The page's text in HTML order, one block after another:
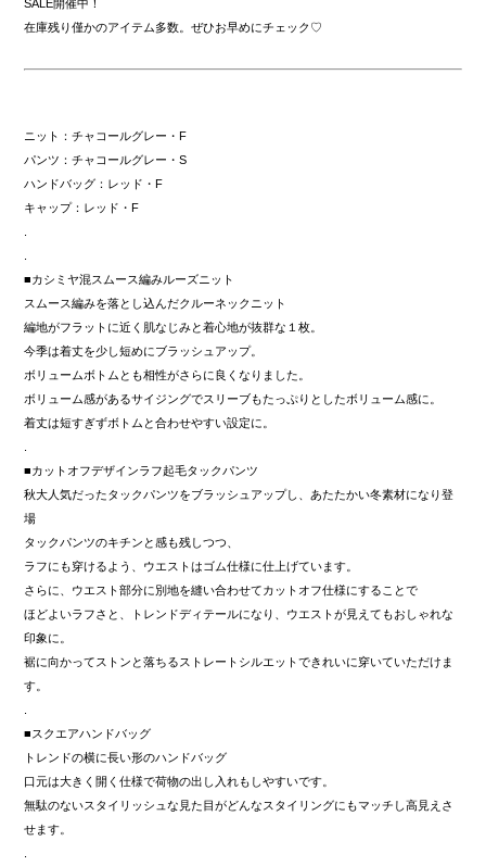
SALE開催中！
在庫残り僅かのアイテム多数。ぜひお早めにチェック♡
ニット：チャコールグレー・F
パンツ：チャコールグレー・S
ハンドバッグ：レッド・F
キャップ：レッド・F
■カシミヤ混スムース編みルーズニット
スムース編みを落とし込んだクルーネックニット
編地がフラットに近く肌なじみと着心地が抜群な１枚。
今季は着丈を少し短めにブラッシュアップ。
ボリュームボトムとも相性がさらに良くなりました。
ボリューム感があるサイジングでスリーブもたっぷりとしたボリューム感に。
着丈は短すぎずボトムと合わせやすい設定に。
■カットオフデザインラフ起毛タックパンツ
秋大人気だったタックパンツをブラッシュアップし、あたたかい冬素材になり登
場
タックパンツのキチンと感も残しつつ、
ラフにも穿けるよう、ウエストはゴム仕様に仕上げています。
さらに、ウエスト部分に別地を縫い合わせてカットオフ仕様にすることで
ほどよいラフさと、トレンドディテールになり、ウエストが見えてもおしゃれな
印象に。
裾に向かってストンと落ちるストレートシルエットできれいに穿いていただけま
す。
■スクエアハンドバッグ
トレンドの横に長い形のハンドバッグ
口元は大きく開く仕様で荷物の出し入れもしやすいです。
無駄のないスタイリッシュな見た目がどんなスタイリングにもマッチし高見えさ
せます。